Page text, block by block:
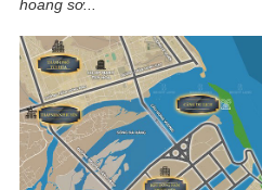
hoang sơ...